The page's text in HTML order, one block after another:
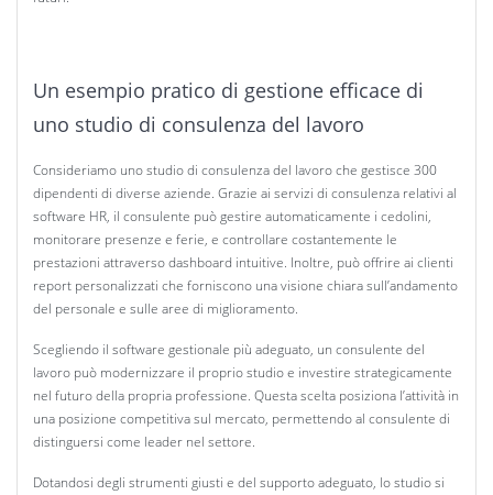
Un esempio pratico di gestione efficace di
uno studio di consulenza del lavoro
Consideriamo uno studio di consulenza del lavoro che gestisce 300
dipendenti di diverse aziende. Grazie ai servizi di consulenza relativi al
software HR, il consulente può gestire automaticamente i cedolini,
monitorare presenze e ferie, e controllare costantemente le
prestazioni attraverso dashboard intuitive. Inoltre, può offrire ai clienti
report personalizzati che forniscono una visione chiara sull’andamento
del personale e sulle aree di miglioramento.
Scegliendo il software gestionale più adeguato, un consulente del
lavoro può modernizzare il proprio studio e investire strategicamente
nel futuro della propria professione. Questa scelta posiziona l’attività in
una posizione competitiva sul mercato, permettendo al consulente di
distinguersi come leader nel settore.
Dotandosi degli strumenti giusti e del supporto adeguato, lo studio si